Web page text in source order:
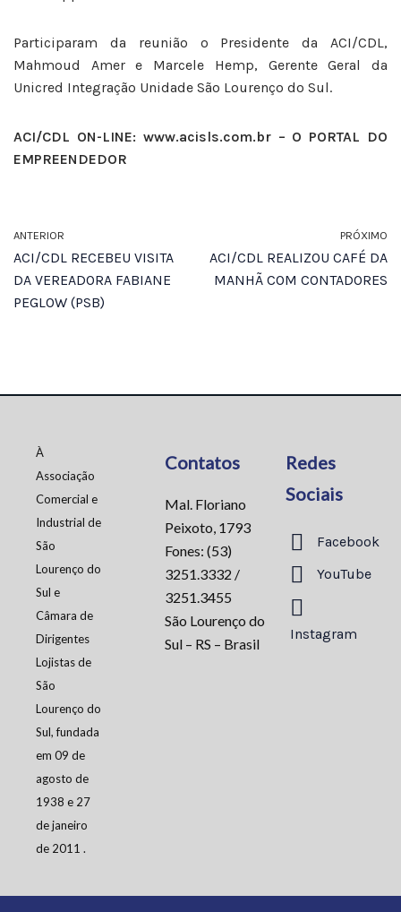
Participaram da reunião o Presidente da ACI/CDL,
Mahmoud Amer e Marcele Hemp, Gerente Geral da
Unicred Integração Unidade São Lourenço do Sul.
ACI/CDL ON-LINE: www.acisls.com.br – O PORTAL DO
EMPREENDEDOR
ANTERIOR
ACI/CDL RECEBEU VISITA
DA VEREADORA FABIANE
PEGLOW (PSB)
PRÓXIMO
ACI/CDL REALIZOU CAFÉ DA
MANHÃ COM CONTADORES
À
Associação
Comercial e
Industrial de
São
Lourenço do
Sul e
Câmara de
Dirigentes
Lojistas de
São
Lourenço do
Sul, fundada
em 09 de
agosto de
1938 e 27
de janeiro
de 2011 .
Contatos
Mal. Floriano
Peixoto, 1793
Fones: (53)
3251.3332 /
3251.3455
São Lourenço do
Sul – RS – Brasil
Redes
Sociais
Facebook
YouTube
Instagram